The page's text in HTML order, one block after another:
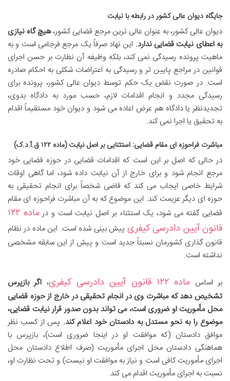
جایگاه دیوان عالی کشور در رابطه با نیابت
دیوان عالی کشور، به عنوان عالی ترین مرجع قضایی کشور،هیچ گاه نیازی
به اعطای نیابت قضایی ندارد. این نهاد صرفاً یک مرجع فرجامی است و به
ماهیت پرونده رسیدگی نمی کند، بلکه وظیفه آن نظارت بر حسن اجرای
قوانین در مراجع پایین تر و رسیدگی به اعتراضات شکلی به احکام صادره
است. در صورت نقض یک حکم توسط دیوان عالی کشور، پرونده برای
رسیدگی مجدد و انجام اقدامات لازم، حسب مورد به دادگاه بدوی،
تجدیدنظر یا دادگاه هم عرض اعاده می شود و دیوان خود مستقیماً اقدام
به تحقیق یا اجرا نمی کند.
مباشرت فراحوزه ای مقام قضایی: استثنایی بر اصل نیابت (ماده ۱۲۲ ق.آ.د.ک)
در حالی که اصل بر این است که اقدامات قضایی در حوزه قضایی خود
مرجع انجام شود و برای خارج از آن نیابت داده شود، اما گاهی اوقات
شرایط خاصی ایجاب می کند که قاضی شخصاً برای انجام تحقیقی به
حوزه ای دیگر عزیمت کند. این موضوع که به آن مباشرت فراحوزه ای مقام
قضایی گفته می شود، یک استثناء بر اصل نیابت است و در
ماده ۱۲۲
قانون آیین دادرسی کیفری پیش بینی شده است. این ماده در نظام
قانون گذاری کشورمان نسبتاً جدید است و پیش از این سابقه مشخصی
نداشته است.
بر اساس ماده ۱۲۲ قانون آیین دادرسی کیفری ، اگر بازپرس
تشخیص دهد که مباشرت وی در انجام تحقیقی در خارج از حوزه قضایی
محل مأموریت او ضروری است، می تواند بدون صدور قرار نیابت قضایی،
موضوع را به نحو مستدل به دادستان خود اعلام کند. پس از کسب نظر
موافق دادستان (که موافقت او در اینجا ضروری است)، بازپرس با
هماهنگی دادستان محل اجرای مأموریت (صرف اطلاع دادستان محل
اجرای مأموریت کافی است و نیاز به موافقت او نیست) و تحت نظارت او،
نسبت به اجرای مأموریت اقدام می کند.